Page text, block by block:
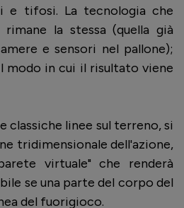
e tifosi. La tecnologia che
la stessa (quella già
e sensori nel pallone);
in cui il risultato viene
classiche linee sul terreno, si
tridimensionale dell'azione,
virtuale" che renderà
se una parte del corpo del
del fuorigioco.